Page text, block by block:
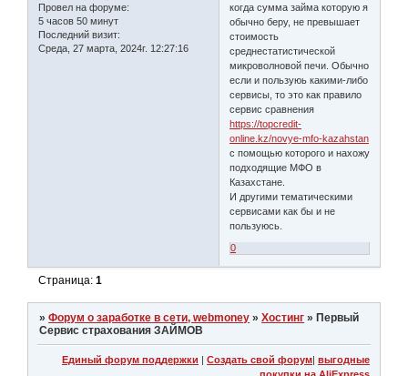
Провел на форуме:
5 часов 50 минут
Последний визит:
Среда, 27 марта, 2024г. 12:27:16
когда сумма займа которую я
обычно беру, не превышает
стоимость
среднестатистической
микроволновой печи. Обычно
если и пользуюь какими-либо
сервисы, то это как правило
сервис сравнения
https://topcredit-
online.kz/novye-mfo-kazahstan
с помощью которого и нахожу
подходящие МФО в
Казахстане.
И другими тематическими
сервисами как бы и не
пользуюсь.
0
Страница:1
»Форум о заработке в сети, webmoney »Хостинг » Первый
Сервис страхования ЗАЙМОВ
Единый форум поддержки | Создать свой форум| выгодные